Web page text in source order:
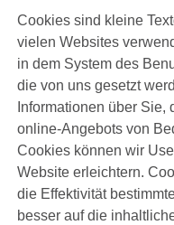
Cookies sind kleine
vielen Websites
in dem System des
die von uns gesetzt
Informationen über
online-Angebots von
Cookies können wir
Website erleichtern.
die Effektivität
besser auf die